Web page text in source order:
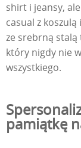
shirt i jeansy,
casual z
ze srebrną
który nigdy nie
wszystkiego.
pamiątkę